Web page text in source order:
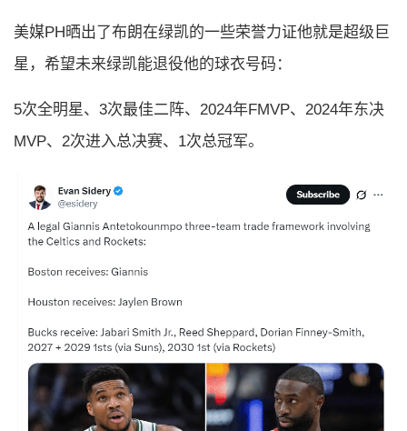
美媒PH晒出了布朗在绿凯的一些荣誉力证他就是超级巨
星，希望未来绿凯能退役他的球衣号码：
5次全明星、3次最佳二阵、2024年FMVP、2024年东决
MVP、2次进入总决赛、1次总冠军。